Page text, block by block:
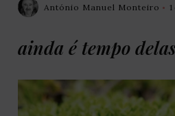
António Manuel Monteiro
ainda é tempo